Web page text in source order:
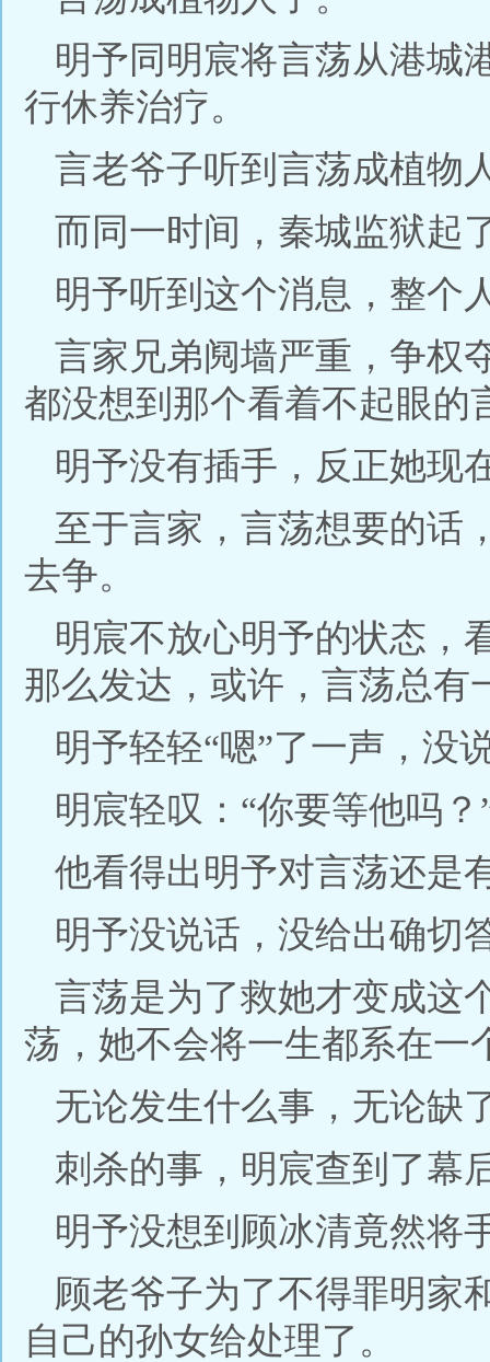
明予同明宸将言荡从港城
行休养治疗。
言老爷子听到言荡成植物
而同一时间，秦城监狱起
明予听到这个消息，整个
言家兄弟阋墙严重，争权
都没想到那个看着不起眼的
明予没有插手，反正她现
至于言家，言荡想要的话
去争。
明宸不放心明予的状态，
那么发达，或许，言荡总有
明予轻轻“嗯”了一声，没
明宸轻叹：“你要等他吗？
他看得出明予对言荡还是
明予没说话，没给出确切
言荡是为了救她才变成这
荡，她不会将一生都系在一
无论发生什么事，无论缺
刺杀的事，明宸查到了幕
明予没想到顾冰清竟然将
顾老爷子为了不得罪明家
自己的孙女给处理了。